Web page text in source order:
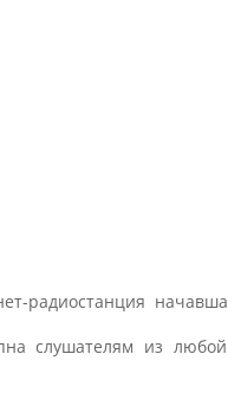
радиостанция
слушателям из